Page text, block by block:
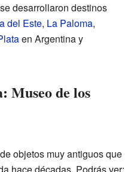
desarrollaron destinos
del Este, La Paloma,
en Argentina y
Museo de los
objetos muy antiguos que